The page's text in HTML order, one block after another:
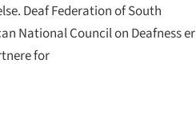
Deaf Federation of South
National Council on Deafness er
for